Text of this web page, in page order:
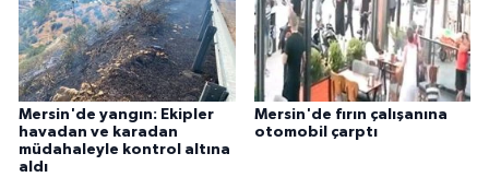
Mersin'de yangın: Ekipler
havadan ve karadan
müdahaleyle kontrol altına
aldı
Mersin'de fırın çalışanına
otomobil çarptı